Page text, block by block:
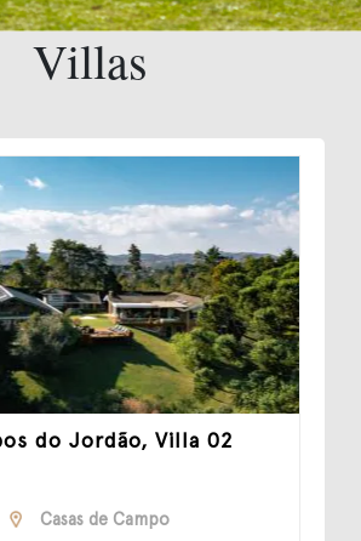
Villas
do Jordão, Villa 02
Casas de Campo